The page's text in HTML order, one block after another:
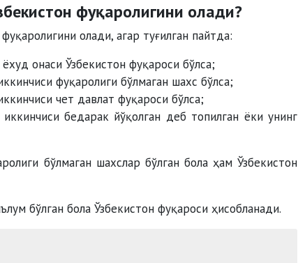
фуқаролигини олади?
олади, агар туғилган пайтда:
онаси Ўзбекистон фуқароси бўлса;
фуқаролиги бўлмаган шахс бўлса;
чет давлат фуқароси бўлса;
бедарак йўқолган деб топилган ёки унинг
бўлмаган шахслар бўлган бола ҳам Ўзбекистон
бўлган бола Ўзбекистон фуқароси ҳисобланади.